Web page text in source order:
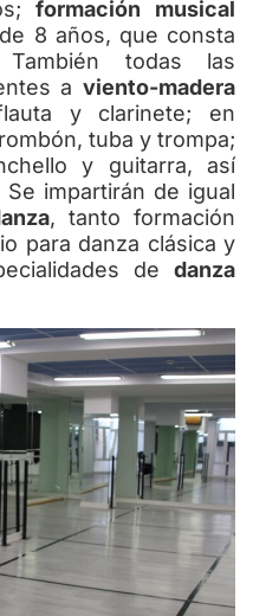
formación musical
8 años, que consta
todas las
a viento-madera
y clarinete; en
tuba y trompa;
y guitarra, así
Se impartirán de igual
, tanto formación
para danza clásica y
de danza